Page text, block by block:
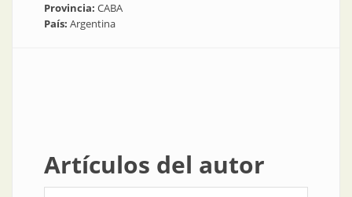
Provincia: CABA
País: Argentina
Artículos del autor